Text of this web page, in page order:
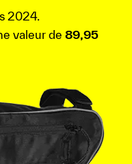
2024.
valeur de 89,95